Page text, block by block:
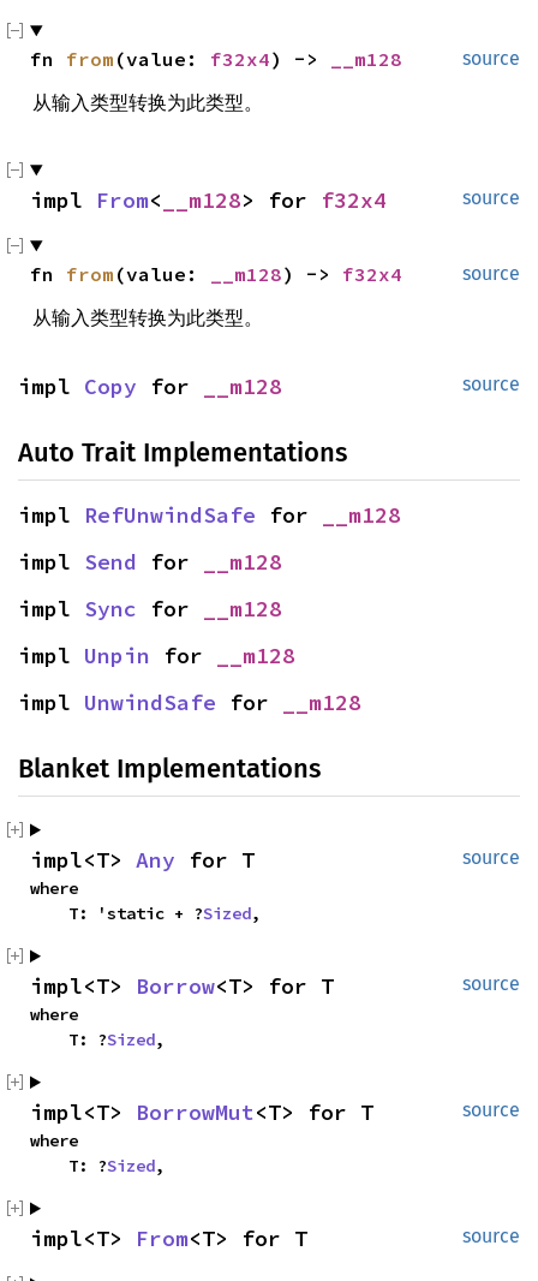
source
fn from (value: f32x4) -> __m128
从输入类型转换为此类型。
source
impl From< __m128> for f32x4
source
fn from (value: __m128) -> f32x4
从输入类型转换为此类型。
source
impl Copy for __m128
Auto Trait Implementations
impl RefUnwindSafe for
__m128
impl Send for
__m128
impl Sync for
__m128
impl Unpin for
__m128
impl UnwindSafe for __m128
Blanket Implementations
source
impl<T> Any for T
where
    T: 'static + ?
Sized,
source
impl<T> Borrow<T> for T
where
    T: ?
Sized,
source
impl<T> BorrowMut<T> for T
where
    T: ?
Sized,
source
impl<T> From<T> for T